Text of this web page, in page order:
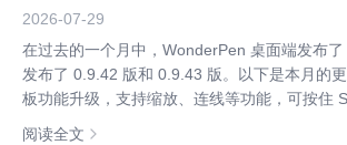
2026-07-29
在过去的一个月中，WonderPen 桌面端发布
发布了 0.9.42 版和 0.9.43 版。以下是本月的
板功能升级，支持缩放、连线等功能，可按住
阅读全文